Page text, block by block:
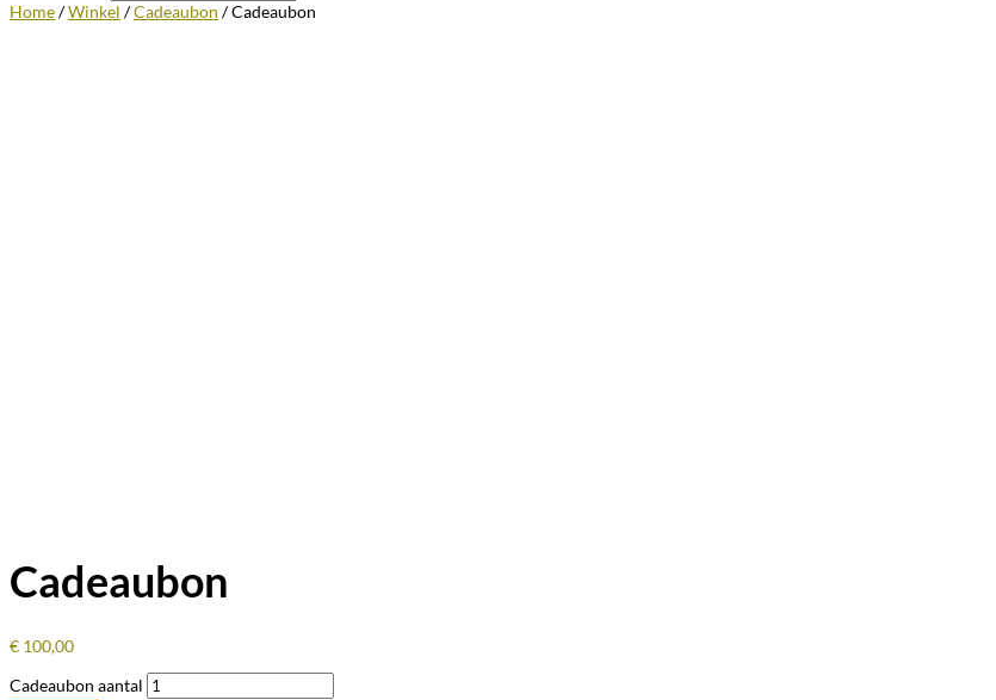
Home/Winkel /Cadeaubon / Cadeaubon
Cadeaubon
€ 100,00
Cadeaubon aantal